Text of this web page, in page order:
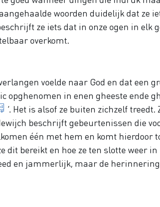
woorden duidelijk dat ze
ze iets dat in onze ogen in elk
overkomt.
voelde naar God en dat een
opghenomen in enen gheeste ende
plaats
’. Het is alsof ze buiten zichzelf
beschrijft gebeurtenissen die
één met hem en komt hierdoor
dit bereikt en hoe ze ten slotte weer
en jammerlijk, maar de